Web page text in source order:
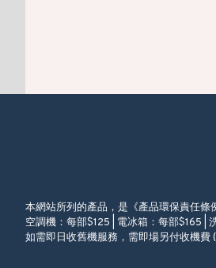
本網站所列的產品，是《產品環保責任
空調機：每部$125 | 電冰箱：每部$165 |
如需即日收舊機服務，需即場另付收機費